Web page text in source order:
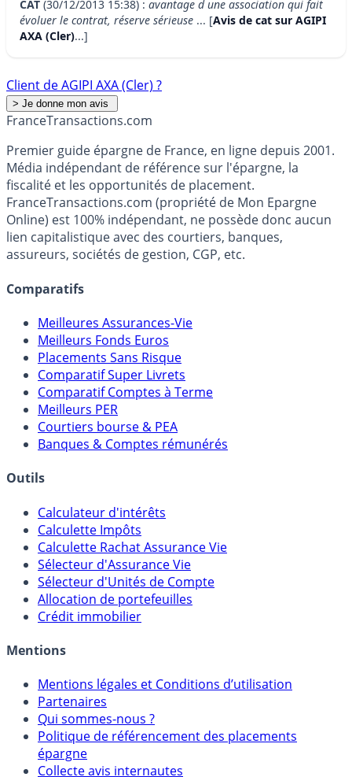
CAT (30/12/2013 15:38) : avantage d une association qui fait
évoluer le contrat, réserve sérieuse ... [Avis de cat sur AGIPI
AXA (Cler)...]
Client de AGIPI AXA (Cler) ?
FranceTransactions.com
Premier guide épargne de France, en ligne depuis 2001.
Média indépendant de référence sur l'épargne, la
fiscalité et les opportunités de placement.
FranceTransactions.com (propriété de Mon Epargne
Online) est 100% indépendant, ne possède donc aucun
lien capitalistique avec des courtiers, banques,
assureurs, sociétés de gestion, CGP, etc.
Comparatifs
Meilleures Assurances-Vie
Meilleurs Fonds Euros
Placements Sans Risque
Comparatif Super Livrets
Comparatif Comptes à Terme
Meilleurs PER
Courtiers bourse & PEA
Banques & Comptes rémunérés
Outils
Calculateur d'intérêts
Calculette Impôts
Calculette Rachat Assurance Vie
Sélecteur d'Assurance Vie
Sélecteur d'Unités de Compte
Allocation de portefeuilles
Crédit immobilier
Mentions
Mentions légales et Conditions d’utilisation
Partenaires
Qui sommes-nous ?
Politique de référencement des placements
épargne
Collecte avis internautes